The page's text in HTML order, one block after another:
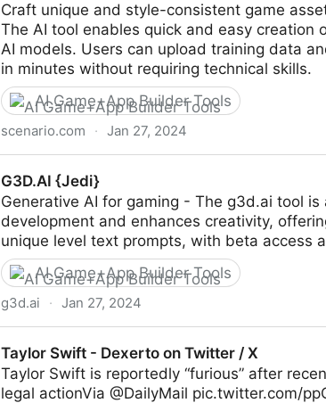
Craft unique and style-consistent game
The AI tool enables quick and easy
AI models. Users can upload training data
in minutes without requiring technical skills.
AI Game+App Builder Tools
scenario.com · Jan 27, 2024
G3D.AI {Jedi}
Generative AI for gaming - The g3d.ai tool
development and enhances creativity,
unique level text prompts, with beta access
AI Game+App Builder Tools
g3d.ai · Jan 27, 2024
Taylor Swift - Dexerto on Twitter / X
Taylor Swift is reportedly “furious” after
legal actionVia @DailyMail pic.twitter.com/